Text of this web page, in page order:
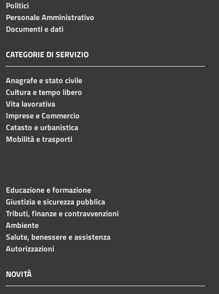
Politici
Personale Amministrativo
Documenti e dati
CATEGORIE DI SERVIZIO
Anagrafe e stato civile
Cultura e tempo libero
Vita lavorativa
Imprese e Commercio
Catasto e urbanistica
Mobilità e trasporti
Educazione e formazione
Giustizia e sicurezza pubblica
Tributi, finanze e contravvenzioni
Ambiente
Salute, benessere e assistenza
Autorizzazioni
NOVITÀ